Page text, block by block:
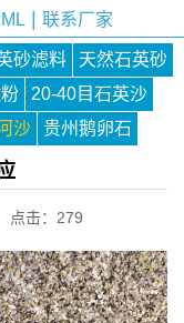
| 联系厂家
砂滤料
天然石英砂
20-40目石英沙
沙 贵州鹅卵石
击： 279